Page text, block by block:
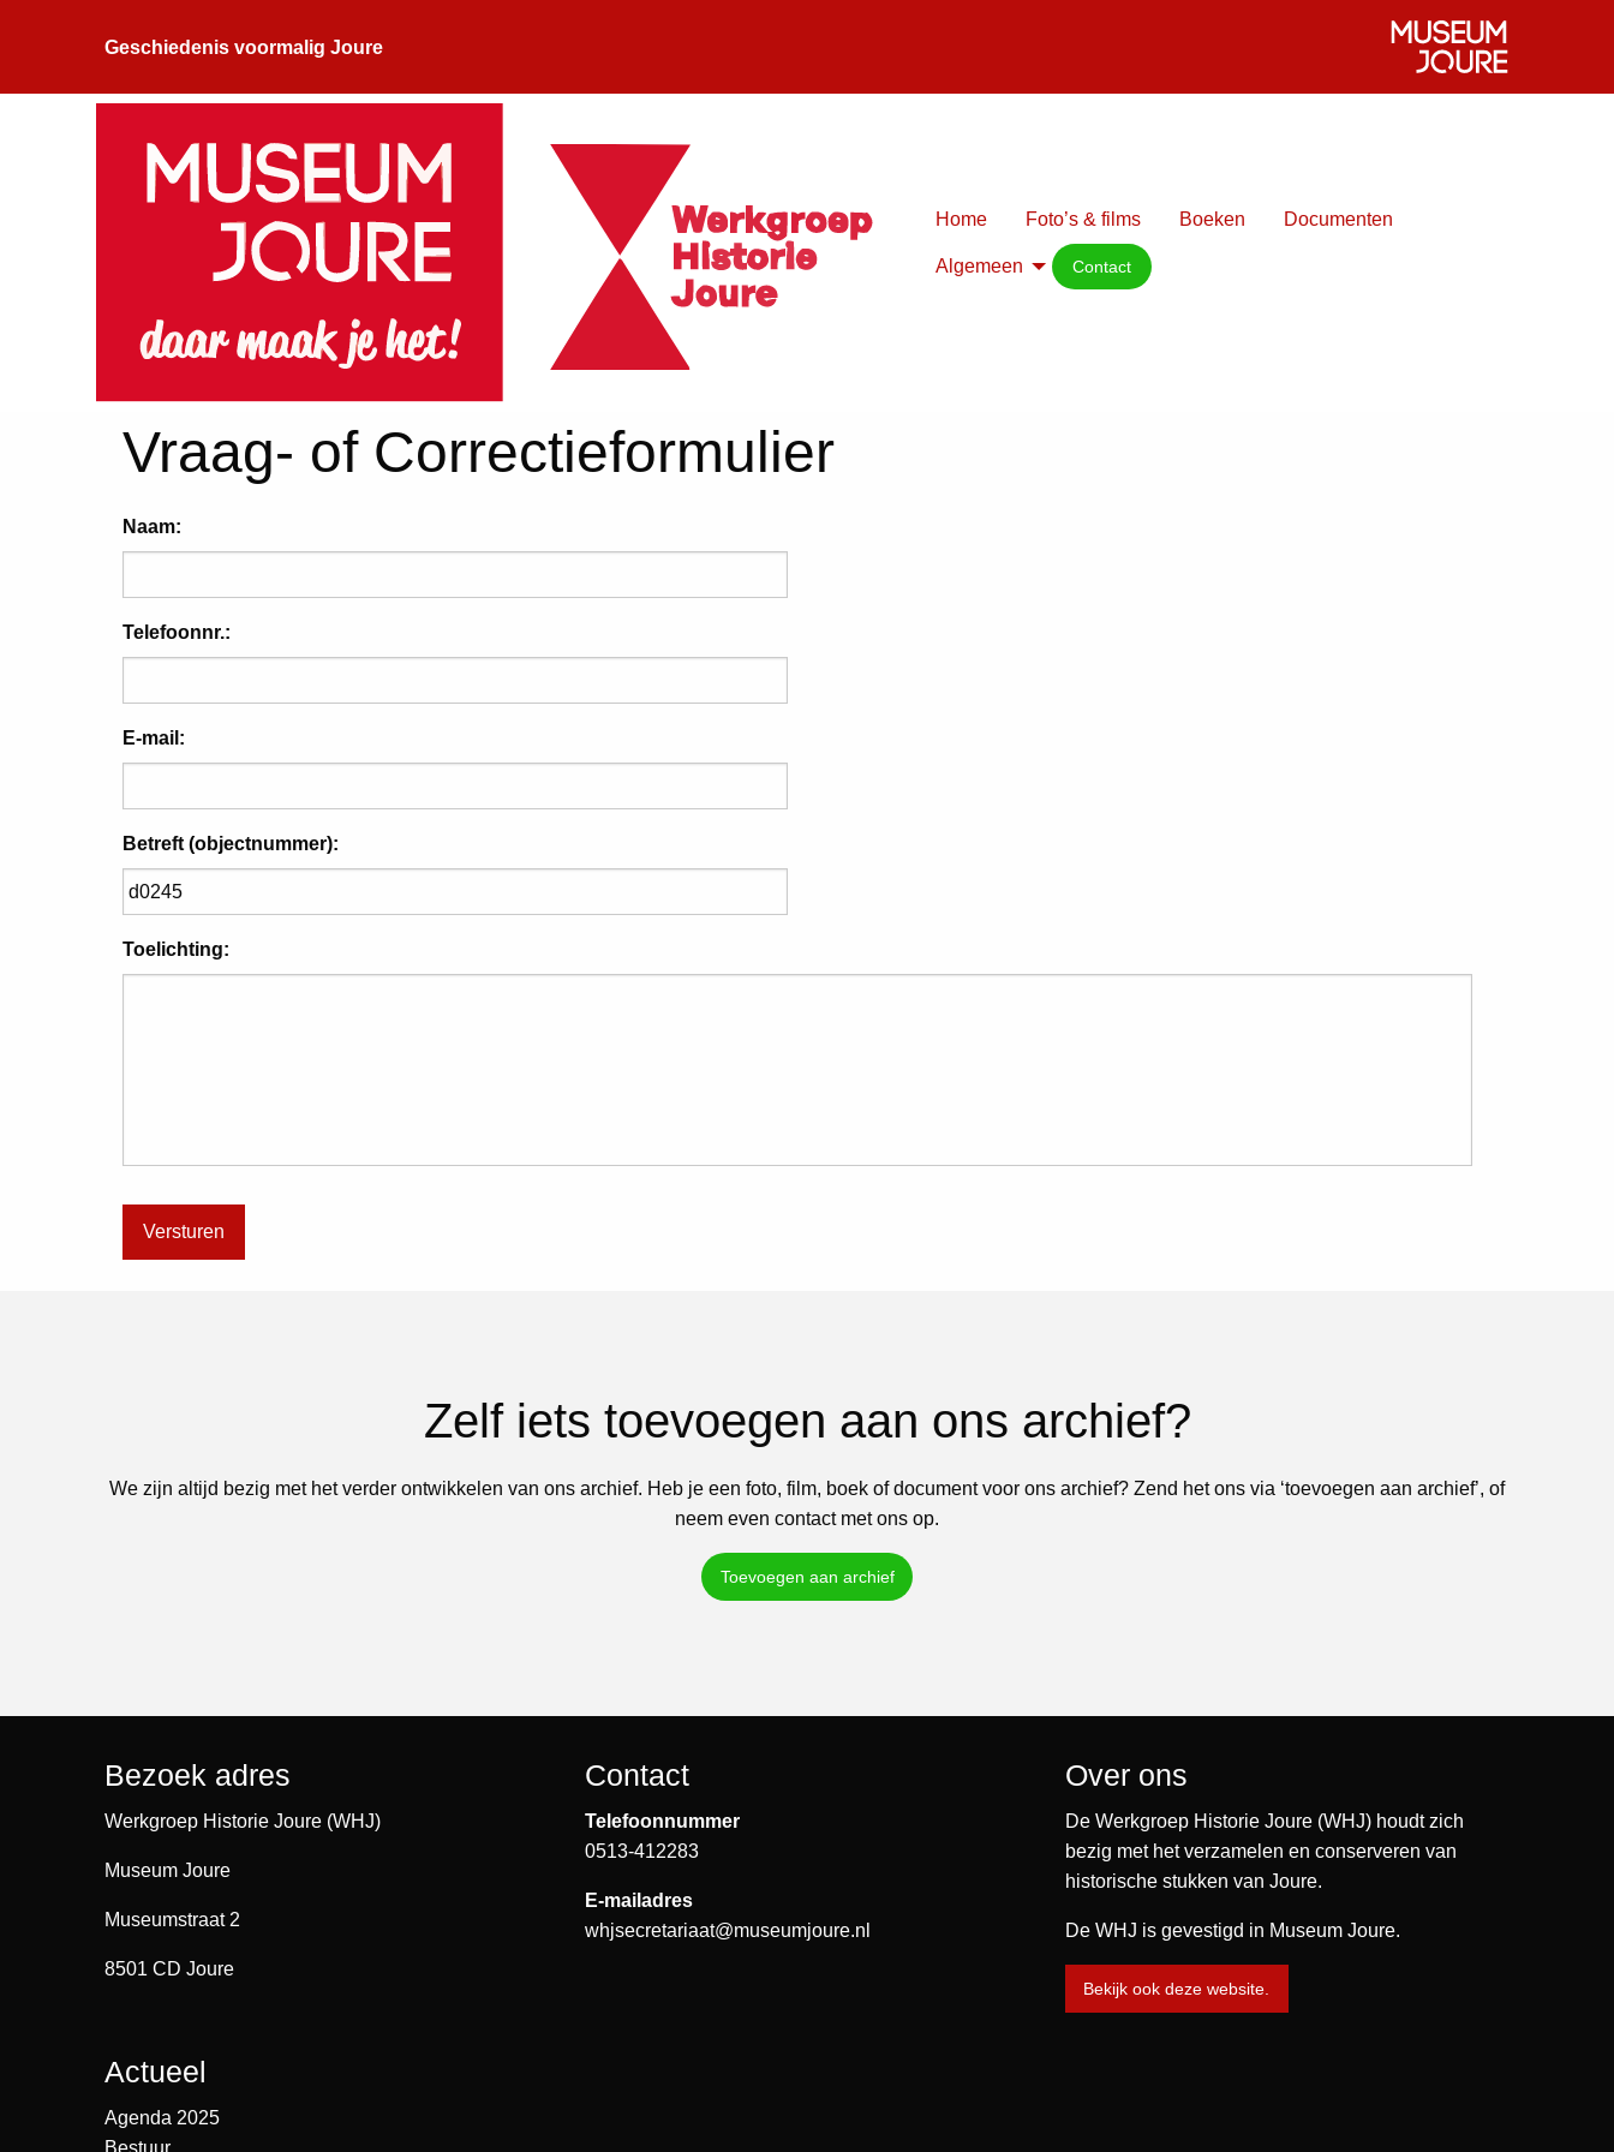
Geschiedenis voormalig Joure
Home Foto’s & films Boeken Documenten
Algemeen Contact
Vraag- of Correctieformulier
Naam:
Telefoonnr.:
E-mail:
Betreft (objectnummer):
Toelichting:
Zelf iets toevoegen aan ons archief?
We zijn altijd bezig met het verder ontwikkelen van ons archief. Heb je een foto, film, boek of document voor ons archief? Zend het ons via ‘toevoegen aan archief’, of
neem even contact met ons op.
Toevoegen aan archief
Bezoek adres
Werkgroep Historie Joure (WHJ)
Museum Joure
Museumstraat 2
8501 CD Joure
Contact
Telefoonnummer
0513-412283
E-mailadres
whjsecretariaat@museumjoure.nl
Over ons
De Werkgroep Historie Joure (WHJ) houdt zich
bezig met het verzamelen en conserveren van
historische stukken van Joure.
De WHJ is gevestigd in Museum Joure.
Bekijk ook deze website.
Actueel
Agenda 2025